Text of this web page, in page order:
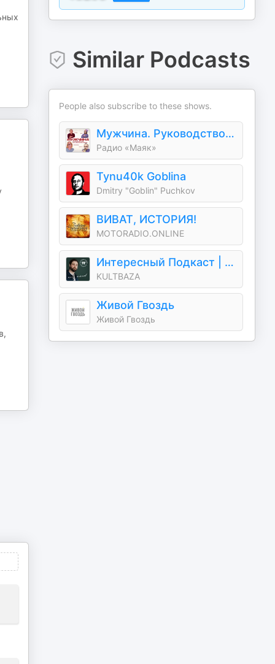
Similar Podcasts
People also subscribe to these shows.
Мужчина. Руководство по эксплуатации
Радио «Маяк»
Tynu40k Goblina
Dmitry "Goblin" Puchkov
ВИВАТ, ИСТОРИЯ!
MOTORADIO.ONLINE
Интересный Подкаст | Влад Аганов
KULTBAZA
Живой Гвоздь
Живой Гвоздь